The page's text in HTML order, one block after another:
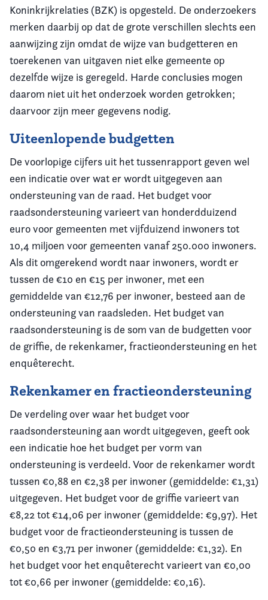
Koninkrijkrelaties (BZK) is opgesteld. De onderzoekers
merken daarbij op dat de grote verschillen slechts een
aanwijzing zijn omdat de wijze van budgetteren en
toerekenen van uitgaven niet elke gemeente op
dezelfde wijze is geregeld. Harde conclusies mogen
daarom niet uit het onderzoek worden getrokken;
daarvoor zijn meer gegevens nodig.
Uiteenlopende budgetten
De voorlopige cijfers uit het tussenrapport geven wel
een indicatie over wat er wordt uitgegeven aan
ondersteuning van de raad. Het budget voor
raadsondersteuning varieert van honderdduizend
euro voor gemeenten met vijfduizend inwoners tot
10,4 miljoen voor gemeenten vanaf 250.000 inwoners.
Als dit omgerekend wordt naar inwoners, wordt er
tussen de €10 en €15 per inwoner, met een
gemiddelde van €12,76 per inwoner, besteed aan de
ondersteuning van raadsleden. Het budget van
raadsondersteuning is de som van de budgetten voor
de griffie, de rekenkamer, fractieondersteuning en het
enquêterecht.
Rekenkamer en fractieondersteuning
De verdeling over waar het budget voor
raadsondersteuning aan wordt uitgegeven, geeft ook
een indicatie hoe het budget per vorm van
ondersteuning is verdeeld. Voor de rekenkamer wordt
tussen €0,88 en €2,38 per inwoner (gemiddelde: €1,31)
uitgegeven. Het budget voor de griffie varieert van
€8,22 tot €14,06 per inwoner (gemiddelde: €9,97). Het
budget voor de fractieondersteuning is tussen de
€0,50 en €3,71 per inwoner (gemiddelde: €1,32). En
het budget voor het enquêterecht varieert van €0,00
tot €0,66 per inwoner (gemiddelde: €0,16).